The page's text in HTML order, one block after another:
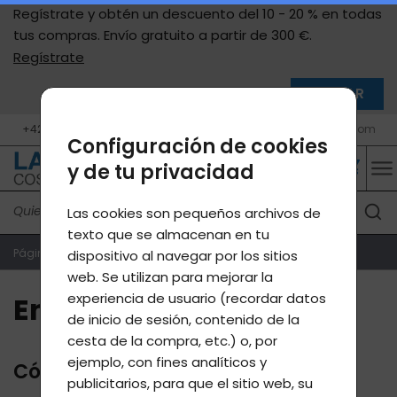
Regístrate y obtén un descuento del 10 - 20 % en todas
tus compras. Envío gratuito a partir de 300 €.
Regístrate
CERRAR
+420 777 05 46 46 (10 - 17 h, Po - Pá) info@lavycosmetics.com
Página de inicio Envío
Envío
Cómo te llegan los productos
Configuración de cookies
y de tu privacidad
Las cookies son pequeños archivos de
texto que se almacenan en tu
dispositivo al navegar por los sitios
web. Se utilizan para mejorar la
experiencia de usuario (recordar datos
de inicio de sesión, contenido de la
cesta de la compra, etc.) o, por
ejemplo, con fines analíticos y
publicitarios, para que el sitio web, su